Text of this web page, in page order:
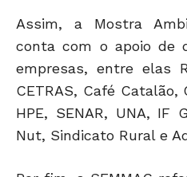
Assim, a Mostra
conta com o apoio de
empresas, entre elas
CETRAS, Café Catalão,
HPE, SENAR, UNA, IF
Nut, Sindicato Rural e